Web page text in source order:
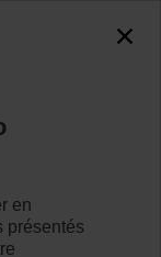
en
présentés